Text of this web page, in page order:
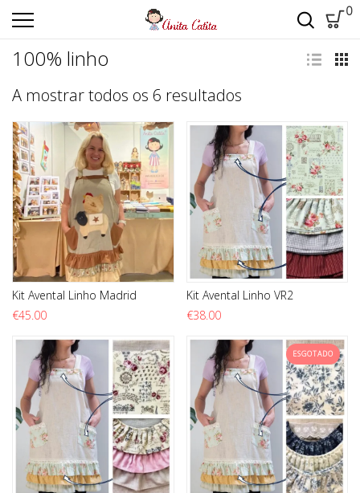
0
100% linho
A mostrar todos os 6 resultados
Kit Avental Linho Madrid
€45.00
Kit Avental Linho VR2
€38.00
ESGOTADO